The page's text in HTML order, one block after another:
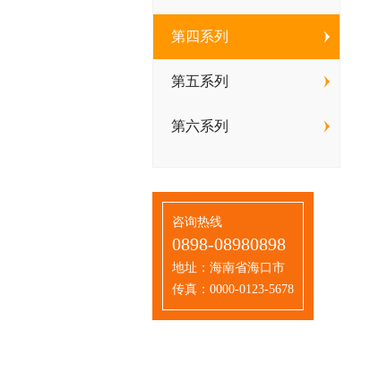
第四系列
第五系列
第六系列
咨询热线
0898-08980898
地址：海南省海口市
传真：0000-0123-5678